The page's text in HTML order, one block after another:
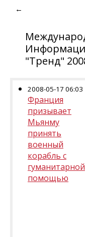
←
"Тренд"
2008-05-17 06:03
Франция
призывает
Мьянму
принять
военный
корабль с
гуманитарной
помощью